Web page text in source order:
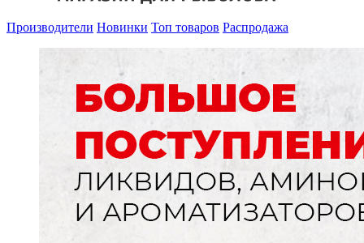
Производители Новинки Топ товаров Распродажа